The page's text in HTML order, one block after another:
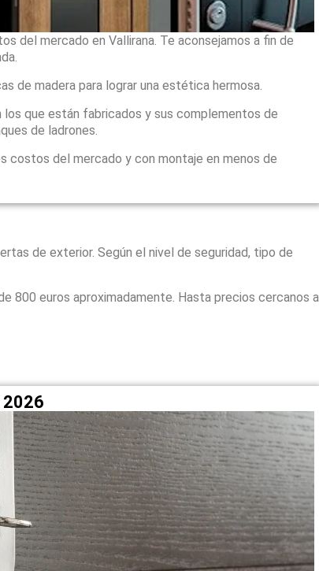
del mercado en Vallirana. Te aconsejamos a fin de
de madera para lograr una estética hermosa.
que están fabricados y sus complementos de
de ladrones.
costos del mercado y con montaje en menos de
de exterior. Según el nivel de seguridad, tipo de
800 euros aproximadamente. Hasta precios cercanos a
2026